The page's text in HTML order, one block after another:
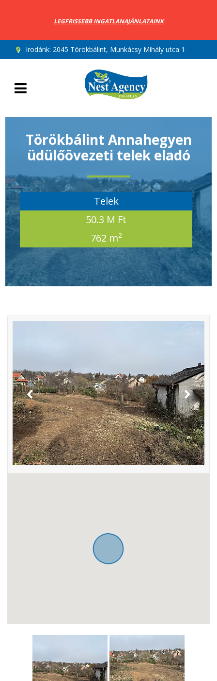
LEGFRISSEBB INGATLANAJÁNLATAINK
Irodánk: 2045 Törökbálint, Munkácsy Mihály utca 10.
Törökbálint Annahegyen
üdülőövezeti telek eladó
Telek
50.3 M Ft
762 m²